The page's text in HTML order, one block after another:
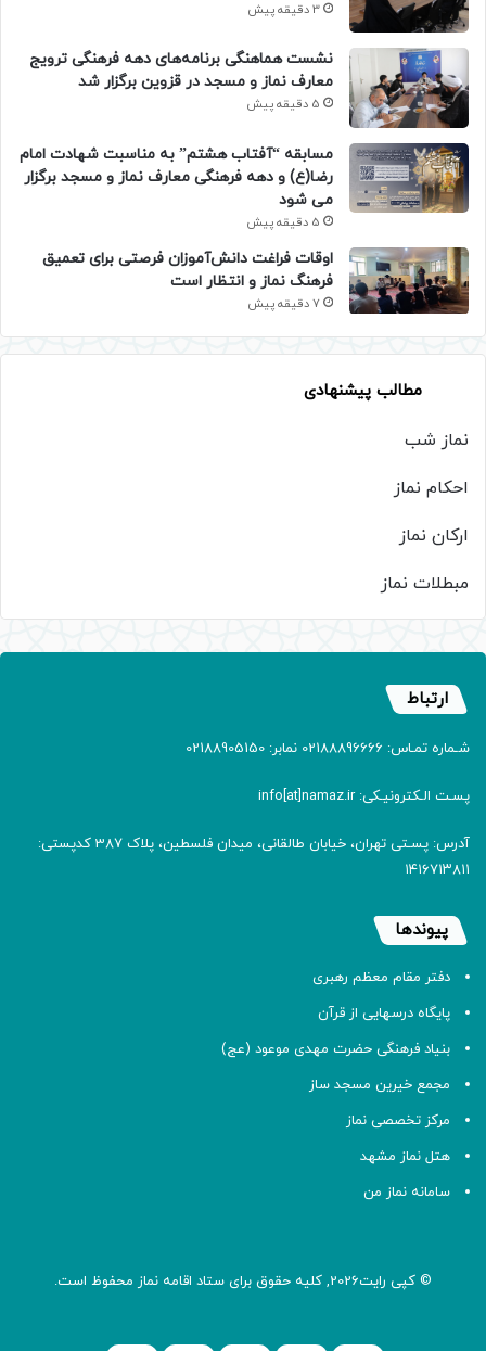
3 دقیقه پیش
نشست هماهنگی برنامه‌های دهه فرهنگی ترویج
معارف نماز و مسجد در قزوین برگزار شد
5 دقیقه پیش
مسابقه “آفتاب هشتم” به مناسبت شهادت امام
رضا(ع) و دهه فرهنگی معارف نماز و مسجد برگزار
می شود
5 دقیقه پیش
اوقات فراغت دانش‌آموزان فرصتی برای تعمیق
فرهنگ نماز و انتظار است
7 دقیقه پیش
مطالب پیشنهادی
نماز شب
احکام نماز
ارکان نماز
مبطلات نماز
ارتباط
شـماره تمـاس: 02188896666 نمابر: 02188905150
پسـت الـکترونیـکی: info[at]namaz.ir
آدرس: پسـتی تهران، خیابان طالقانی، میدان فلسطین، پلاک 387 کدپستی:
۱۴۱۶۷۱۳۸۱۱
پیوندها
دفتر مقام معظم رهبری
پایگاه درسهایی از قرآن
بنیاد فرهنگی حضرت مهدی موعود (عج)
مجمع خیرین مسجد ساز
مرکز تخصصی نماز
هتل نماز مشهد
سامانه نماز من
© کپی رایت2026, کلیه حقوق برای ستاد اقامه نماز محفوظ است.